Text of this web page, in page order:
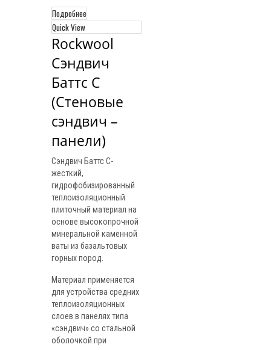
Подробнее
Quick View
Rockwool
Сэндвич
Баттс С
(Стеновые
сэндвич –
панели)
Сэндвич Баттс С-
жесткий,
гидрофобизированный
теплоизоляционный
плиточный материал на
основе высокопрочной
минеральной каменной
ваты из базальтовых
горных пород.
Материал применяется
для устройства средних
теплоизоляционных
слоев в панелях типа
«сэндвич» со стальной
оболочкой при